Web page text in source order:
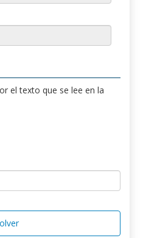
el texto que se lee en la